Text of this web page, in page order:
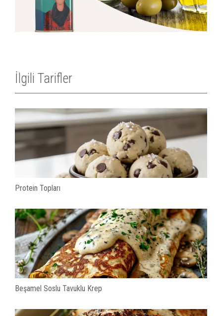
İlgili Tarifler
Protein Topları
Beşamel Soslu Tavuklu Krep